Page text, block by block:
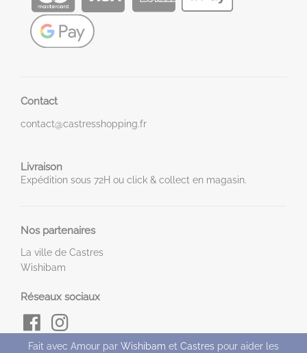
Contact
contact@castresshopping.fr
Livraison
Expédition sous 72H ou click & collect en magasin.
Nos partenaires
La ville de Castres
Wishibam
Réseaux sociaux
Fait avec Amour par Wishibam et Castres pour aider les